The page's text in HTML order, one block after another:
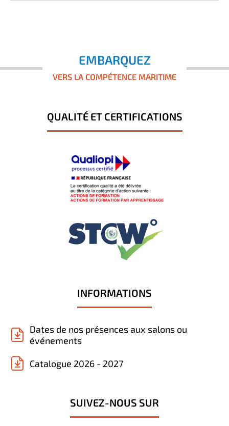
EMBARQUEZ
VERS LA COMPÉTENCE MARITIME
QUALITÉ ET CERTIFICATIONS
INFORMATIONS
Dates de nos présences aux salons ou
événements
Catalogue 2026 - 2027
SUIVEZ-NOUS SUR